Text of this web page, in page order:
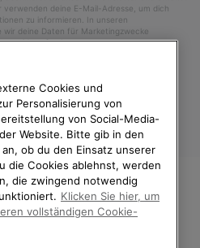
verwenden deine E-Mail-Adresse, um dich
zu informieren. In unseren
wir deine Daten für Marketingzwecke
widerrufen kannst.
BEI SOREL.
SIE IHR
Cookies und
Personalisierung von
von Social-Media-
Website. Bitte gib in den
ob du den Einsatz unserer
die Cookies ablehnst, werden
die zwingend notwendig
Klicken Sie hier, um
vollständigen Cookie-